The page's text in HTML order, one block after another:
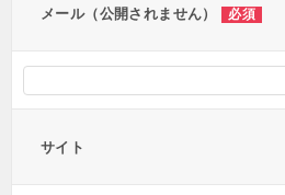
メール（公開されません） 必須
サイト